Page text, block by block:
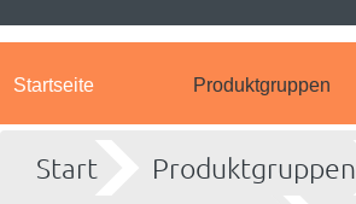
Startseite Produktgruppen
Start Produktgruppen